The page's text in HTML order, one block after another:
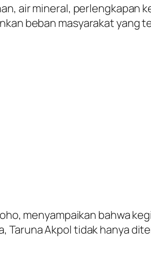
air mineral, perlengkapan
beban masyarakat yang
menyampaikan bahwa
Taruna Akpol tidak hanya